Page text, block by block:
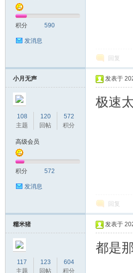
积分 590
发消息
回复
小月无声
108
主题
120
回帖
572
积分
高级会员
积分 572
发消息
发表于
极速
回复
糯米猪
117
主题
123
回帖
604
积分
发表于
都是